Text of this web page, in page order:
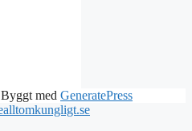
Byggt med GeneratePress
alltomkungligt.se